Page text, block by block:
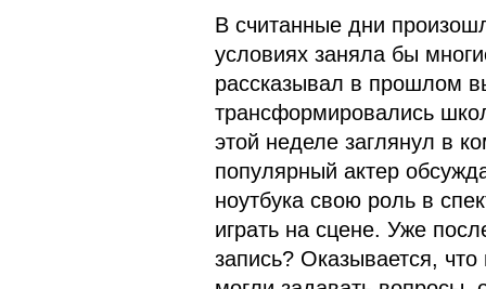
В считанные дни
условиях заняла бы
рассказывал в прошлом
трансформировались
этой неделе заглянул в
популярный актер
ноутбука свою роль в
играть на сцене. Уже
запись? Оказывается,